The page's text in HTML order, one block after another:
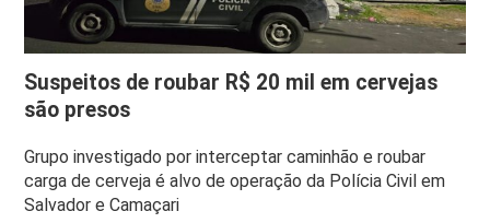
Suspeitos de roubar R$ 20 mil em cervejas
são presos
Grupo investigado por interceptar caminhão e roubar
carga de cerveja é alvo de operação da Polícia Civil em
Salvador e Camaçari